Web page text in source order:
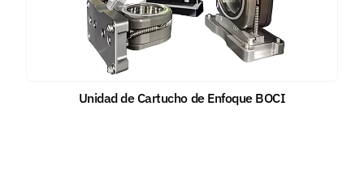
Unidad de Cartucho de Enfoque BOCI